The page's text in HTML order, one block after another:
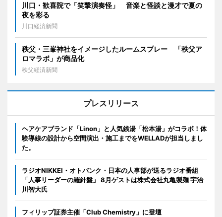
川口・歓喜院で「笑撃演奏怪」 音楽と怪談と漫才で夏の
夜を彩る
川口経済新聞
秩父・三峯神社をイメージしたルームスプレー 「秩父ア
ロマラボ」が商品化
秩父経済新聞
プレスリリース
ヘアケアブランド「Linon」と人気銭湯「松本湯」がコラボ！体
験導線の設計から空間演出・施工までをWELLADが担当しまし
た。
ラジオNIKKEI・オトバンク・日本の人事部が送るラジオ番組
「人事リーダーの羅針盤」 8月ゲストは株式会社丸亀製麺 宇治
川智大氏
フィリップ証券主催「Club Chemistry」に登壇